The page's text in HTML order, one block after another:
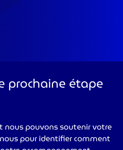
prochaine étape
nous pouvons soutenir votre
pour identifier comment